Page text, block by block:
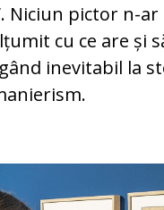
Niciun pictor n-
cu ce are și
inevitabil la